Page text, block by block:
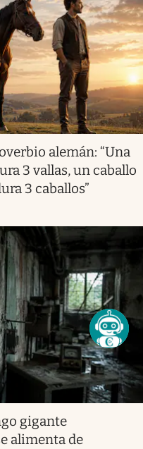
alemán: “Una
3 vallas, un caballo
3 caballos”
gigante
alimenta de